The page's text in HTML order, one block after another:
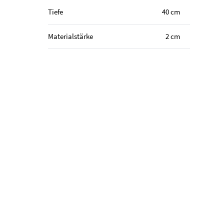
Tiefe 40 cm
Materialstärke 2 cm